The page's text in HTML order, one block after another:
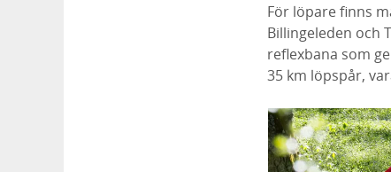
För löpare finns
Billingeleden och
reflexbana som
35 km löpspår,